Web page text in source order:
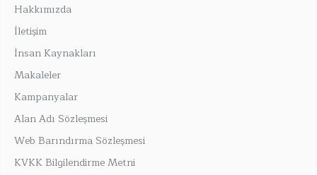
Hakkımızda
İletişim
İnsan Kaynakları
Makaleler
Kampanyalar
Alan Adı Sözleşmesi
Web Barındırma Sözleşmesi
KVKK Bilgilendirme Metni